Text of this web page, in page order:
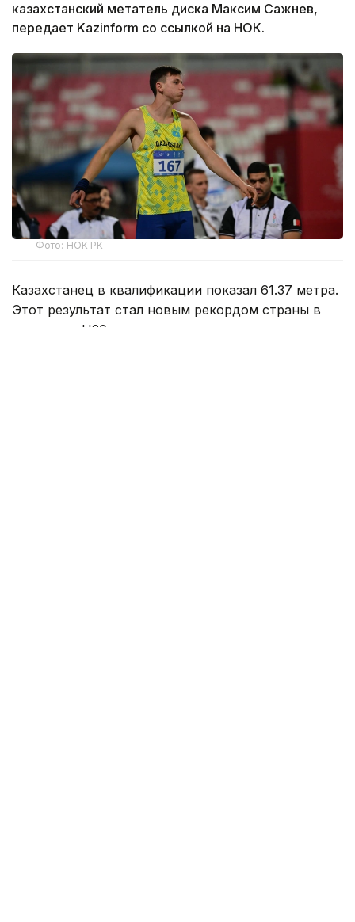
казахстанский метатель диска Максим Сажнев,
передает Kazinform со ссылкой на НОК.
Фото: НОК РК
Казахстанец в квалификации показал 61.37 метра.
Этот результат стал новым рекордом страны в
категории U20.